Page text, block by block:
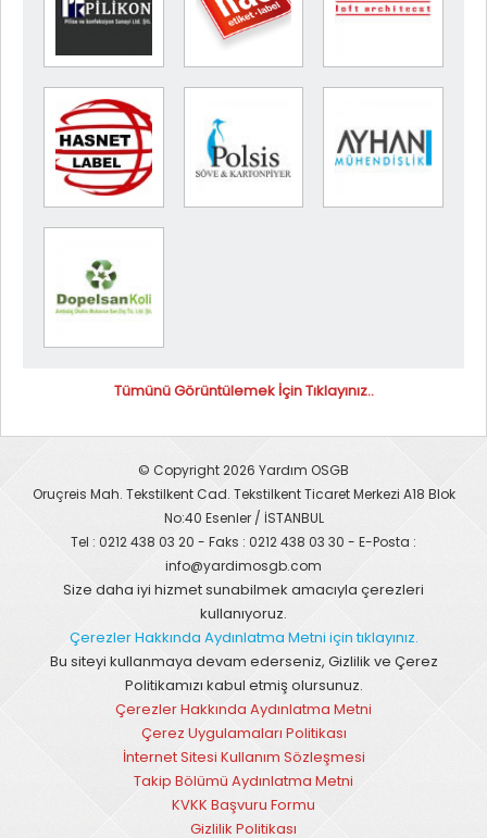
Tümünü Görüntülemek İçin Tıklayınız..
© Copyright 2026 Yardım OSGB
Oruçreis Mah. Tekstilkent Cad. Tekstilkent Ticaret Merkezi A18 Blok
No:40 Esenler / İSTANBUL
Tel : 0212 438 03 20 - Faks : 0212 438 03 30 - E-Posta :
info@yardimosgb.com
Size daha iyi hizmet sunabilmek amacıyla çerezleri
kullanıyoruz.
Çerezler Hakkında Aydınlatma Metni için tıklayınız.
Bu siteyi kullanmaya devam ederseniz, Gizlilik ve Çerez
Politikamızı kabul etmiş olursunuz.
Çerezler Hakkında Aydınlatma Metni
Çerez Uygulamaları Politikası
İnternet Sitesi Kullanım Sözleşmesi
Takip Bölümü Aydınlatma Metni
KVKK Başvuru Formu
Gizlilik Politikası